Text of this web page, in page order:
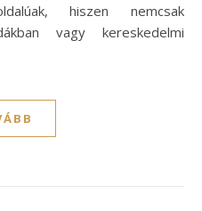
hiszen nemcsak
vagy kereskedelmi